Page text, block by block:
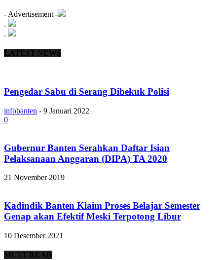
- Advertisement -
.
.
LATEST NEWS
Pengedar Sabu di Serang Dibekuk Polisi
infobanten - 9 Januari 2022
0
Gubernur Banten Serahkan Daftar Isian
Pelaksanaan Anggaran (DIPA) TA 2020
21 November 2019
Kadindik Banten Klaim Proses Belajar Semester
Genap akan Efektif Meski Terpotong Libur
10 Desember 2021
MUST READ